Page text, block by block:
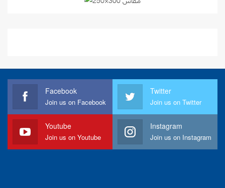
Facebook
Join us on Facebook
Twitter
Join us on Twitter
Youtube
Join us on Youtube
Instagram
Join us on Instagram